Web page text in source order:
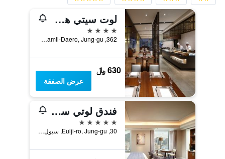
لوت سيتي هوتل ميونجدونج
4 نجوم
362, Samil-Daero, Jung-gu, سيول, كوريا الجنوبية
630 ﷼
عرض الصفقة
فندق لوتي سيول
5 نجوم
30, Eulji-ro, Jung-gu, سيول, كوريا الجنوبية